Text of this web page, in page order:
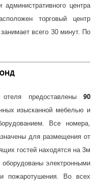
центра
торговый центр
всего 30 минут. По
предоставлены 90
изысканной мебелью и
Все номера,
для размещения от
гостей находятся на 3м
электронными
пожаротушения.
Во всех